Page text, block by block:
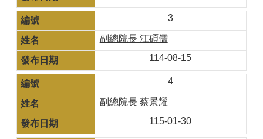
3
副總院長 江碩儒
114-08-15
4
副總院長 蔡景耀
115-01-30